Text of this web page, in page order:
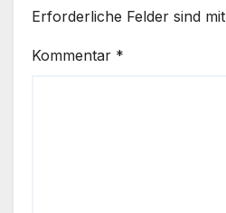
Erforderliche Felder sind mit
Kommentar *